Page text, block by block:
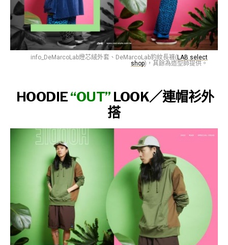
info_DeMarcoLab燈芯絨外套、DeMarcoLab豹紋長褲(LAB select
shop)，其餘為造型師提供。
HOODIE“OUT” LOOK／連帽衫外
搭